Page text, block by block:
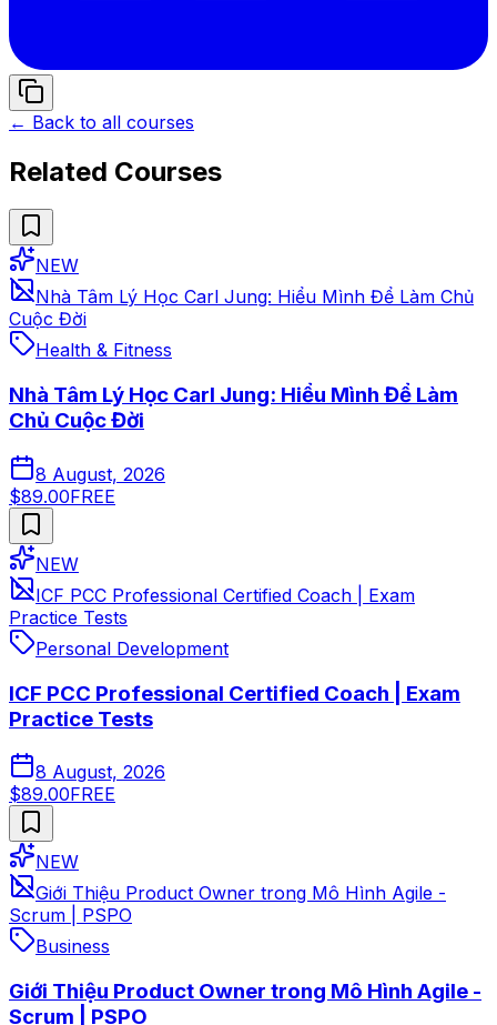
← Back to all courses
Related Courses
NEW
Nhà Tâm Lý Học Carl Jung: Hiểu Mình Để Làm Chủ
Cuộc Đời
Health & Fitness
Nhà Tâm Lý Học Carl Jung: Hiểu Mình Để Làm
Chủ Cuộc Đời
8 August, 2026
$89.00FREE
NEW
ICF PCC Professional Certified Coach | Exam
Practice Tests
Personal Development
ICF PCC Professional Certified Coach | Exam
Practice Tests
8 August, 2026
$89.00FREE
NEW
Giới Thiệu Product Owner trong Mô Hình Agile -
Scrum | PSPO
Business
Giới Thiệu Product Owner trong Mô Hình Agile -
Scrum | PSPO